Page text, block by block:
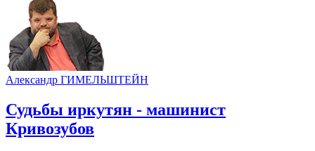
Александр ГИМЕЛЬШТЕЙН
Судьбы иркутян - машинист
Кривозубов